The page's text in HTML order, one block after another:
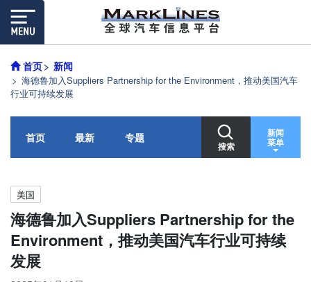
首页 新闻
海德鲁加入Suppliers Partnership for the Environment，推动美国汽车
行业可持续发展
首页 最新 专题
搜索
新闻
菜单
美国
海德鲁加入Suppliers Partnership for the
Environment，推动美国汽车行业可持续
发展